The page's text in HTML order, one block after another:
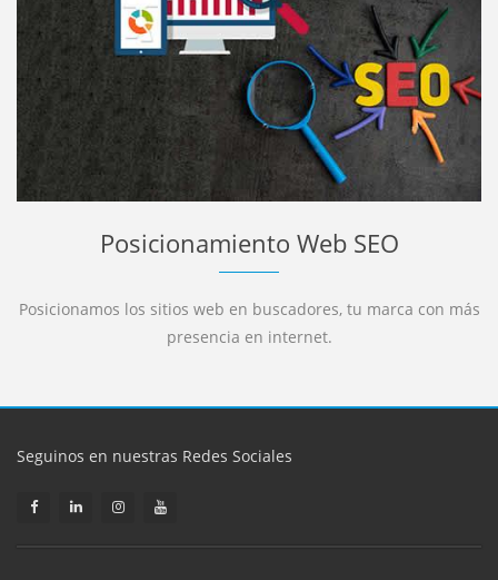
Posicionamiento Web SEO
Posicionamos los sitios web en buscadores, tu marca con más
presencia en internet.
Seguinos en nuestras Redes Sociales